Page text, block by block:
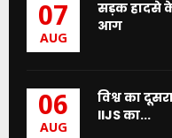
07
AUG
सड़क हादसे
आग
06
AUG
विश्व का
IIJS का...